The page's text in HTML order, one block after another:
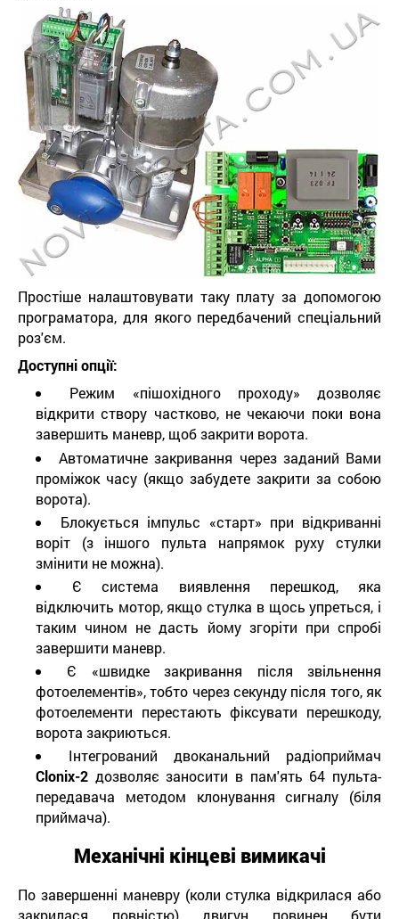
Простіше налаштовувати таку плату за допомогою
програматора, для якого передбачений спеціальний
роз'єм.
Доступні опції:
Режим «пішохідного проходу» дозволяє
відкрити створу частково, не чекаючи поки вона
завершить маневр, щоб закрити ворота.
Автоматичне закривання через заданий Вами
проміжок часу (якщо забудете закрити за собою
ворота).
Блокується імпульс «старт» при відкриванні
воріт (з іншого пульта напрямок руху стулки
змінити не можна).
Є система виявлення перешкод, яка
відключить мотор, якщо стулка в щось упреться, і
таким чином не дасть йому згоріти при спробі
завершити маневр.
Є «швидке закривання після звільнення
фотоелементів», тобто через секунду після того, як
фотоелементи перестають фіксувати перешкоду,
ворота закриються.
Інтегрований двоканальний радіоприймач
Clonix-2 дозволяє заносити в пам'ять 64 пульта-
передавача методом клонування сигналу (біля
приймача).
Механічні кінцеві вимикачі
По завершенні маневру (коли стулка відкрилася або